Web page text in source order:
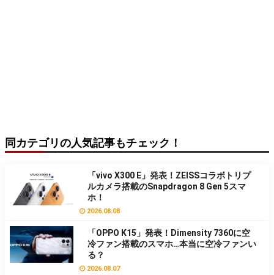
同カテゴリの人気記事もチェック！
「vivo X300 E」発表！ZEISSコラボトリプ
ルカメラ搭載のSnapdragon 8 Gen 5スマ
ホ！
2026.08.08
「OPPO K15」発表！Dimensity 7360に空
冷ファン搭載のスマホ…本当に空冷ファンい
る？
2026.08.07